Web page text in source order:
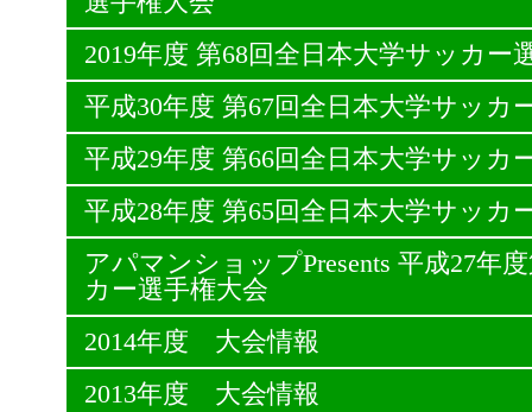
2019年度 第68回全日本大学サッカー
平成30年度 第67回全日本大学サッカ
平成29年度 第66回全日本大学サッカ
平成28年度 第65回全日本大学サッカ
アパマンショップPresents 平成27年
カー選手権大会
2014年度 大会情報
2013年度 大会情報